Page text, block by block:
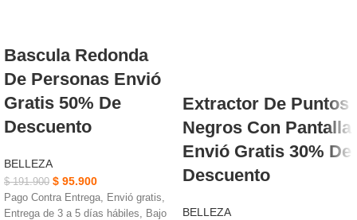
Bascula Redonda
De Personas Envió
Gratis 50% De
Descuento
BELLEZA
$191.900 $ 95.900
Pago Contra Entrega, Envió gratis,
Entrega de 3 a 5 días hábiles, Bajo
Extractor De Puntos
Negros Con Pantalla
Envió Gratis 30% De
Descuento
BELLEZA